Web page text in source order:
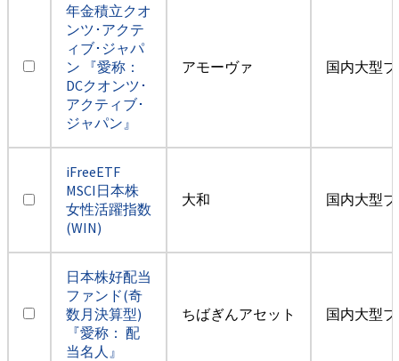
年金積立クオ
ンツ･アクテ
ィブ･ジャパ
ン 『愛称：
DCクオンツ･
アクティブ･
ジャパン』
アモーヴァ 国内大型
iFreeETF
MSCI日本株
女性活躍指数
(WIN)
大和 国内大型
日本株好配当
ファンド(奇
数月決算型)
『愛称： 配
当名人』
ちばぎんアセット 国内大型